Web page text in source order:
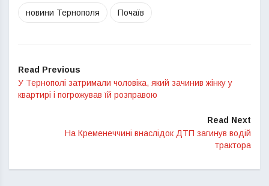
новини Тернополя Почаїв
Read Previous
У Тернополі затримали чоловіка, який зачинив жінку у
квартирі і погрожував їй розправою
Read Next
На Кременеччині внаслідок ДТП загинув водій
трактора